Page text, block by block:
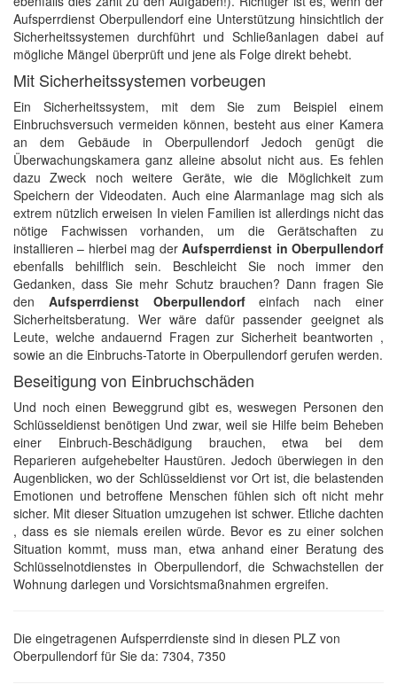
Aufsperrdienst Oberpullendorf eine Unterstützung hinsichtlich der
Sicherheitssystemen durchführt und Schließanlagen dabei auf
mögliche Mängel überprüft und jene als Folge direkt behebt.
Mit Sicherheitssystemen vorbeugen
Ein Sicherheitssystem, mit dem Sie zum Beispiel einem
Einbruchsversuch vermeiden können, besteht aus einer Kamera
an dem Gebäude in Oberpullendorf Jedoch genügt die
Überwachungskamera ganz alleine absolut nicht aus. Es fehlen
dazu Zweck noch weitere Geräte, wie die Möglichkeit zum
Speichern der Videodaten. Auch eine Alarmanlage mag sich als
extrem nützlich erweisen In vielen Familien ist allerdings nicht das
nötige Fachwissen vorhanden, um die Gerätschaften zu
installieren – hierbei mag derAufsperrdienst in Oberpullendorf
ebenfalls behilflich sein. Beschleicht Sie noch immer den
Gedanken, dass Sie mehr Schutz brauchen? Dann fragen Sie
den Aufsperrdienst Oberpullendorfeinfach nach einer
Sicherheitsberatung. Wer wäre dafür passender geeignet als
Leute, welche andauernd Fragen zur Sicherheit beantworten ,
sowie an die Einbruchs-Tatorte in Oberpullendorf gerufen werden.
Beseitigung von Einbruchschäden
Und noch einen Beweggrund gibt es, weswegen Personen den
Schlüsseldienst benötigen Und zwar, weil sie Hilfe beim Beheben
einer Einbruch-Beschädigung brauchen, etwa bei dem
Reparieren aufgehebelter Haustüren. Jedoch überwiegen in den
Augenblicken, wo der Schlüsseldienst vor Ort ist, die belastenden
Emotionen und betroffene Menschen fühlen sich oft nicht mehr
sicher. Mit dieser Situation umzugehen ist schwer. Etliche dachten
, dass es sie niemals ereilen würde. Bevor es zu einer solchen
Situation kommt, muss man, etwa anhand einer Beratung des
Schlüsselnotdienstes in Oberpullendorf, die Schwachstellen der
Wohnung darlegen und Vorsichtsmaßnahmen ergreifen.
Die eingetragenen Aufsperrdienste sind in diesen PLZ von
Oberpullendorf für Sie da: 7304, 7350